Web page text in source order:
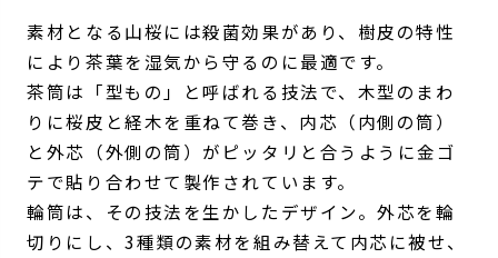
素材となる山桜には殺菌効果があり、樹皮の特性
により茶葉を湿気から守るのに最適です。
茶筒は「型もの」と呼ばれる技法で、木型のまわ
りに桜皮と経木を重ねて巻き、内芯（内側の筒）
と外芯（外側の筒）がピッタリと合うように金ゴ
テで貼り合わせて製作されています。
輪筒は、その技法を生かしたデザイン。外芯を輪
切りにし、3種類の素材を組み替えて内芯に被せ、